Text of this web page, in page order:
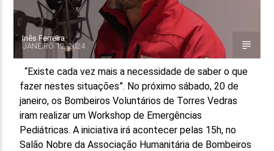
Inês Ferreira
JANEIRO 12, 2024
“Existe cada vez mais a necessidade de saber o que
fazer nestes situações”. No próximo sábado, 20 de
janeiro, os Bombeiros Voluntários de Torres Vedras
iram realizar um Workshop de Emergências
Pediátricas. A iniciativa irá acontecer pelas 15h, no
Salão Nobre da Associação Humanitária de Bombeiros